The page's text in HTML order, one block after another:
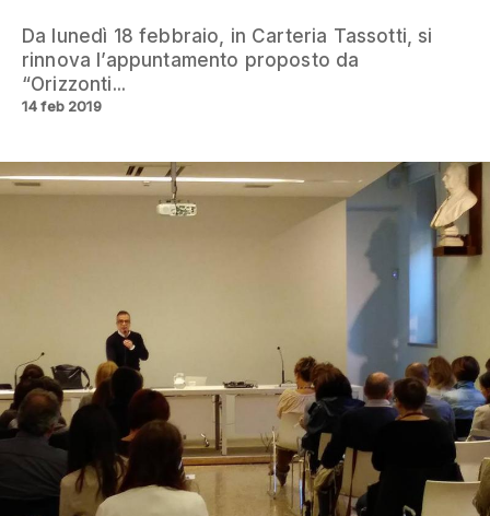
Da lunedì 18 febbraio, in Carteria Tassotti, si
rinnova l’appuntamento proposto da
“Orizzonti...
14 feb 2019